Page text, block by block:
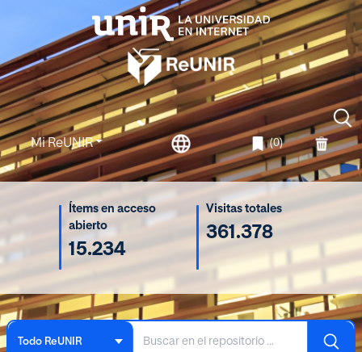
Mi ReUNIR (0)
Ítems en acceso
abierto
15.234
Visitas totales
361.378
Todo ReUNIR